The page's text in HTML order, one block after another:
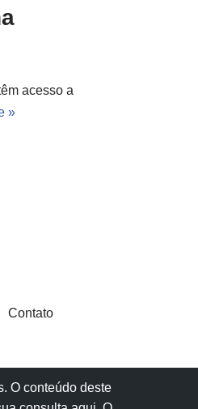
acesso a
»
Contato
O conteúdo deste